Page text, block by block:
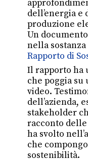
dell’energia
produzione
Un
nella
Rapporto di
Il rapporto ha
che poggia
video.
dell’azienda,
stakeholder
racconto
ha svolto
che
sostenibilità.